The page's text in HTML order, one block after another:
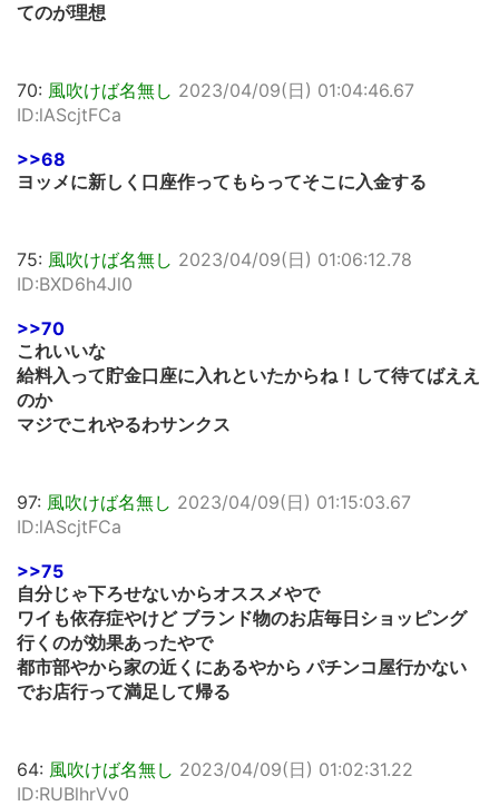
てのが理想
70: 風吹けば名無し 2023/04/09(日) 01:04:46.67
ID:lAScjtFCa
>>68
ヨッメに新しく口座作ってもらってそこに入金する
75: 風吹けば名無し 2023/04/09(日) 01:06:12.78
ID:BXD6h4Jl0
>>70
これいいな
給料入って貯金口座に入れといたからね！して待てばええ
のか
マジでこれやるわサンクス
97: 風吹けば名無し 2023/04/09(日) 01:15:03.67
ID:lAScjtFCa
>>75
自分じゃ下ろせないからオススメやで
ワイも依存症やけど ブランド物のお店毎日ショッピング
行くのが効果あったやで
都市部やから家の近くにあるやから パチンコ屋行かない
でお店行って満足して帰る
64: 風吹けば名無し 2023/04/09(日) 01:02:31.22
ID:RUBlhrVv0